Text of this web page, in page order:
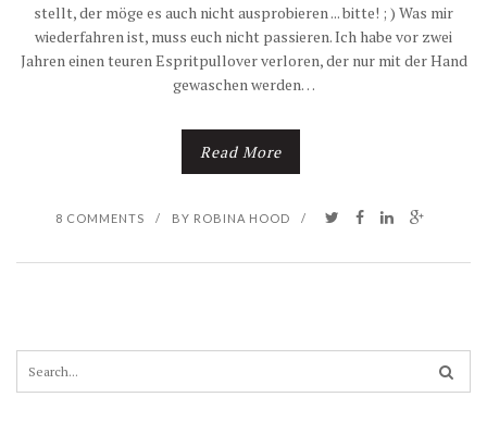
stellt, der möge es auch nicht ausprobieren ... bitte! ; ) Was mir
wiederfahren ist, muss euch nicht passieren. Ich habe vor zwei
Jahren einen teuren Espritpullover verloren, der nur mit der Hand
gewaschen werden…
Read More
8 COMMENTS / BY ROBINA HOOD /